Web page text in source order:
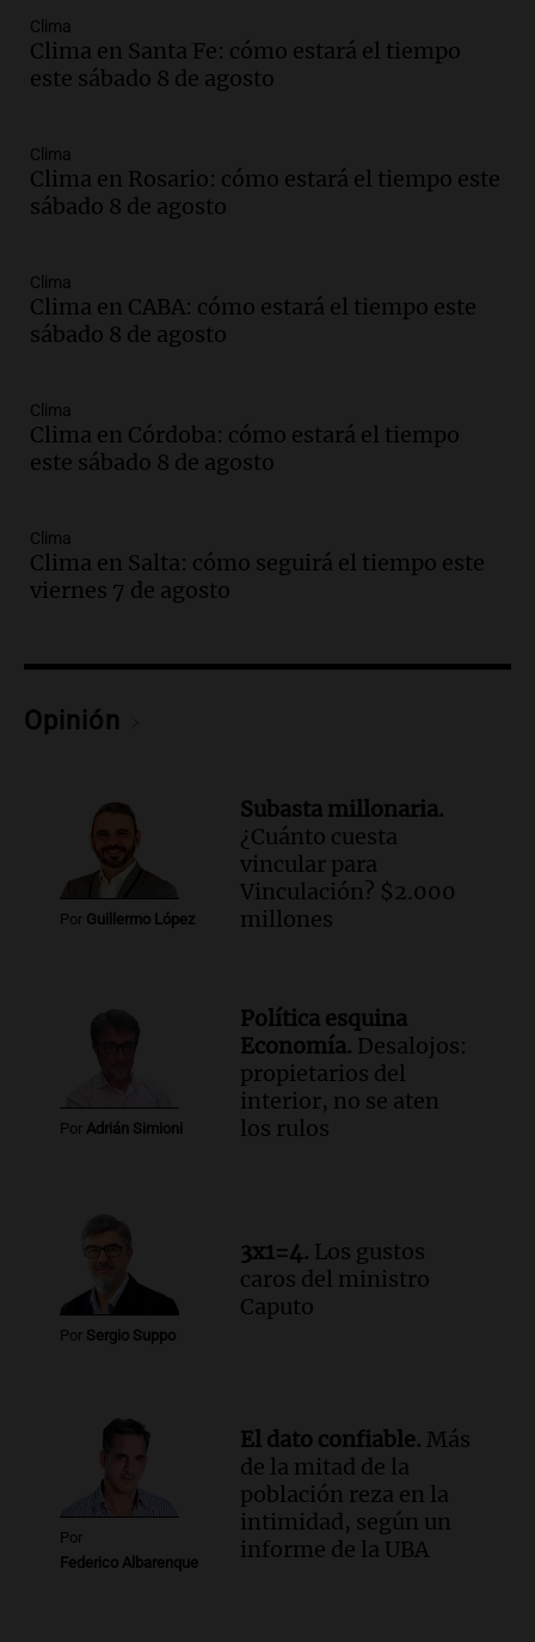
Audio.Denuncias por represión en el
Congreso y evacuación por derrame de
Audio.Río Gallegos reporta frío extremo
y llega avión para escuelas de la décima
Episodios
Audio.La justicia reconoce al COVID
Episodios
Aumento de tarifas de luz en San
Panorama Federal
Episodios
buscar ayuda el último año”
La Argentina, hoy
Episodios
sobre la muerte del kitesurfista en
Santa Fe.
Noticias Rosario
Episodios
Audio.José Roccuzzo, cortes de carne y
Episodios
Audio.
José Roccuzzo, cortes de carne y
compras de Antonella: bromas en
Rosario.
Viva la Radio Rosario
presentar “Paraíso”, una obra que
cuestiona certezas masculinas
Amamos Argentina
Episodios
Clima
Clima en Santa Fe: cómo estará el tiempo
este sábado 8 de agosto
Clima
Clima en Rosario: cómo estará el tiempo este
sábado 8 de agosto
Clima
Clima en CABA: cómo estará el tiempo este
sábado 8 de agosto
Clima
Clima en Córdoba: cómo estará el tiempo
este sábado 8 de agosto
Clima
Clima en Salta: cómo seguirá el tiempo este
viernes 7 de agosto
Opinión
Por Guillermo López
Subasta millonaria.
¿Cuánto cuesta
vincular para
Vinculación? $2.000
millones
Por Adrián Simioni
Política esquina
Economía. Desalojos:
propietarios del
interior, no se aten
los rulos
Por Sergio Suppo
3x1=4. Los gustos
caros del ministro
Caputo
Por
Federico Albarenque
El dato confiable. Más
de la mitad de la
población reza en la
intimidad, según un
informe de la UBA